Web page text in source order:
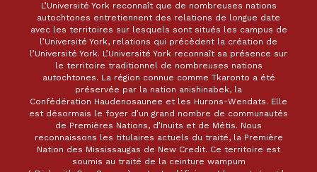
L’Université York reconnaît que de nombreuses nations
autochtones entretiennent des relations de longue date
avec les territoires sur lesquels sont situés les campus de
l’Université York, relations qui précèdent la création de
l’Université York. L’Université York reconnaît sa présence sur
le territoire traditionnel de nombreuses nations
autochtones. La région connue comme Tkaronto a été
préservée par la nation anishinabek, la
Confédération Haudenosaunee et les Hurons-Wendats. Elle
est désormais le foyer d’un grand nombre de communautés
de Premières Nations, d’Inuits et de Métis. Nous
reconnaissons les titulaires actuels du traité, la Première
Nation des Mississaugas de New Credit. Ce territoire est
soumis au traité de la ceinture wampum